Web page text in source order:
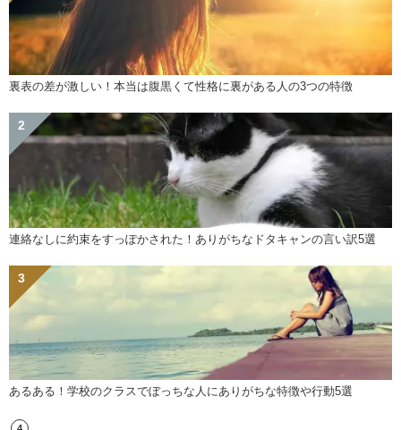
裏表の差が激しい！本当は腹黒くて性格に裏がある人の3つの特徴
連絡なしに約束をすっぽかされた！ありがちなドタキャンの言い訳5選
あるある！学校のクラスでぼっちな人にありがちな特徴や行動5選